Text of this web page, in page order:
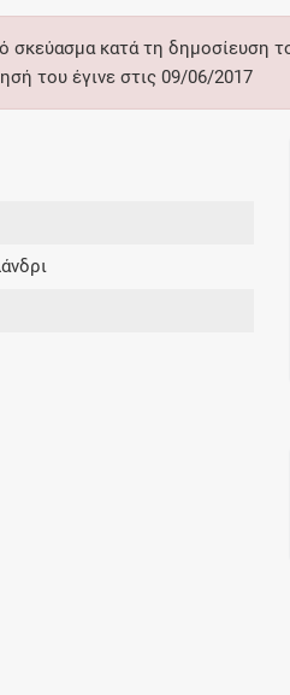
και αγωγές για
σκεύασμα κατά τη δημοσίευση
του έγινε στις 09/06/2017